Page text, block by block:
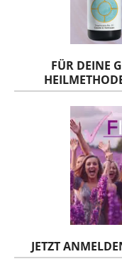
FÜR DEINE
JETZT